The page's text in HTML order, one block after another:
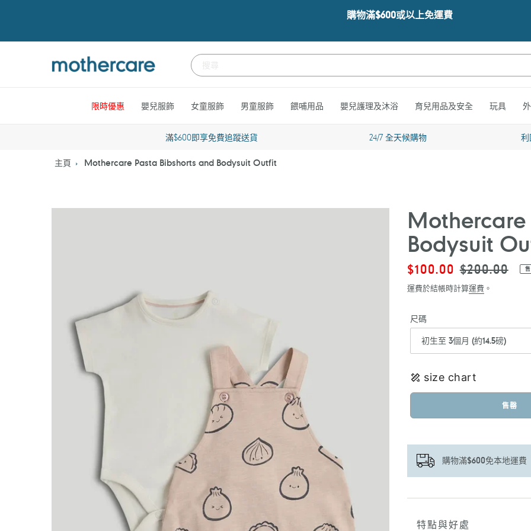
容
購物滿$600或以上免運費
限時優惠 嬰兒服飾 女童服飾 男童服飾 餵哺用品 嬰兒護理及沐浴 育兒用品及安全 玩具
滿$600即享免費追蹤送貨 24/7 全天候購物
主頁 Mothercare Pasta Bibshorts and Bodysuit Outfit
Bodysuit
售
價
$100.00 定
價
$200.00
運費於結帳時計算運費 。
尺碼
size chart
售罄
購物滿$600免本地運費
正
特點與好處